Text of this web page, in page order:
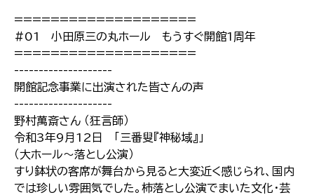
====================
#01 小田原三の丸ホール もうすぐ開館1周年
====================
--------------------
開館記念事業に出演された皆さんの声
--------------------
野村萬斎さん （狂言師）
令和3年9月12日 「三番叟『神秘域』」
（大ホール～落とし公演）
すり鉢状の客席が舞台から見ると大変近く感じられ、国内
では珍しい雰囲気でした。柿落とし公演でまいた文化・芸